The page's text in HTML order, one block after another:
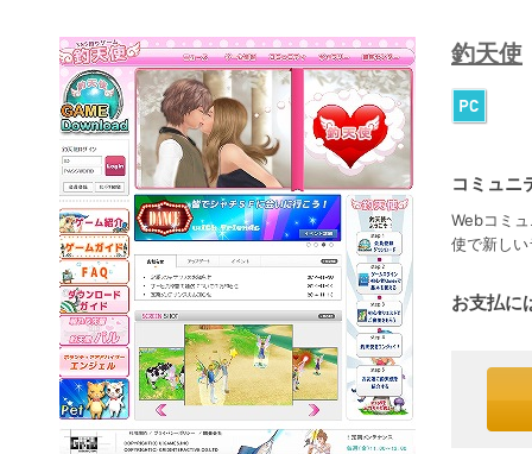
釣天使
コミュニ
Webコミ
使で新し
お支払に